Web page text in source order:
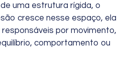
uma estrutura rígida, o
cresce nesse espaço, ela
por movimento,
comportamento ou